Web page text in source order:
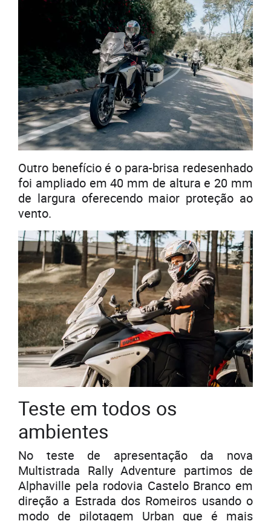
Outro benefício é o para-brisa redesenhado
foi ampliado em 40 mm de altura e 20 mm
de largura oferecendo maior proteção ao
vento.
Teste em todos os
ambientes
No teste de apresentação da nova
Multistrada Rally Adventure partimos de
Alphaville pela rodovia Castelo Branco em
direção a Estrada dos Romeiros usando o
modo de pilotagem Urban que é mais